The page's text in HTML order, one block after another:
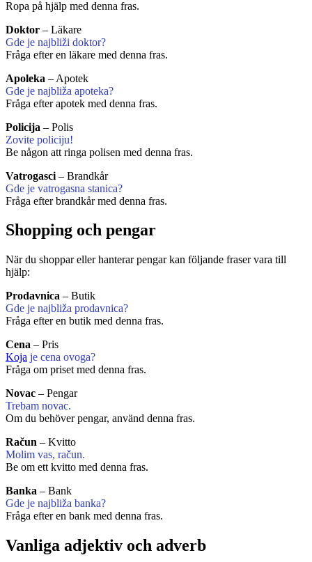
Ropa på hjälp med denna fras.
Doktor – Läkare
Gde je najbliži doktor?
Fråga efter en läkare med denna fras.
Apoleka – Apotek
Gde je najbliža apoteka?
Fråga efter apotek med denna fras.
Policija – Polis
Zovite policiju!
Be någon att ringa polisen med denna fras.
Vatrogasci – Brandkår
Gde je vatrogasna stanica?
Fråga efter brandkår med denna fras.
Shopping och pengar
När du shoppar eller hanterar pengar kan följande fraser vara till
hjälp:
Prodavnica – Butik
Gde je najbliža prodavnica?
Fråga efter en butik med denna fras.
Cena – Pris
Koja je cena ovoga?
Fråga om priset med denna fras.
Novac – Pengar
Trebam novac.
Om du behöver pengar, använd denna fras.
Račun – Kvitto
Molim vas, račun.
Be om ett kvitto med denna fras.
Banka – Bank
Gde je najbliža banka?
Fråga efter en bank med denna fras.
Vanliga adjektiv och adverb